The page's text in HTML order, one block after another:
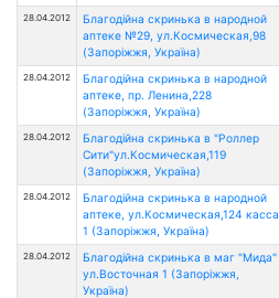
28.04.2012
Благодійна скринька в народной
аптеке №29, ул.Космическая,98
(Запоріжжя, Україна)
28.04.2012
Благодійна скринька в народной
аптеке, пр. Ленина,228
(Запоріжжя, Україна)
28.04.2012
Благодійна скринька в "Роллер
Сити"ул.Космическая,119
(Запоріжжя, Україна)
28.04.2012
Благодійна скринька в народной
аптеке, ул.Космическая,124 касса
1 (Запоріжжя, Україна)
28.04.2012
Благодійна скринька в маг "Мида"
ул.Восточная 1 (Запоріжжя,
Україна)